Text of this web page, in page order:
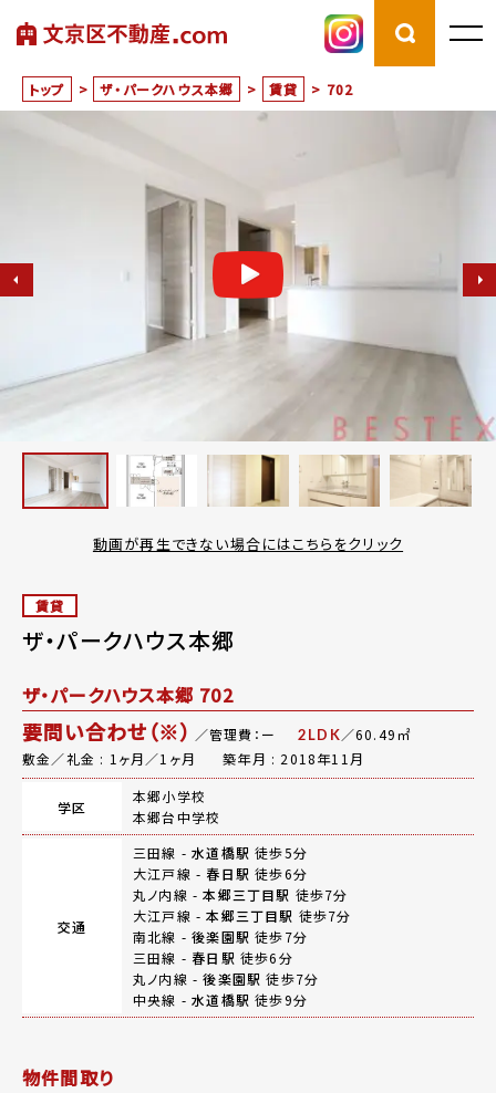
トップ > ザ・パークハウス本郷 > 賃貸 > 702
動画が再生できない場合にはこちらをクリック
賃貸
ザ・パークハウス本郷
ザ・パークハウス本郷 702
要問い合わせ（※） ／管理費：ー 2LDK／60.49㎡
敷金／礼金 : 1ヶ月／1ヶ月
築年月 : 2018年11月
学区
本郷小学校
本郷台中学校
交通
三田線 -水道橋駅 徒歩5分
大江戸線 - 春日駅 徒歩6分
丸ノ内線 -本郷三丁目駅 徒歩7分
大江戸線 -本郷三丁目駅 徒歩7分
南北線 -後楽園駅 徒歩7分
三田線 - 春日駅 徒歩6分
丸ノ内線 -後楽園駅 徒歩7分
中央線 -水道橋駅 徒歩9分
物件間取り